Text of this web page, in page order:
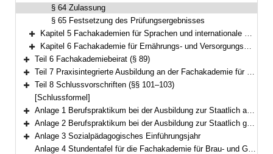
§ 64 Zulassung
§ 65 Festsetzung des Prüfungsergebnisses
Bereich erweitern
Kapitel 5 Fachakademien für Sprachen und internationale Kommunikation (§§ 66–76)
Bereich erweitern
Kapitel 6 Fachakademie für Ernährungs- und Versorgungsmanagement (§§ 77–88)
Bereich erweitern
Teil 6 Fachakademiebeirat (§ 89)
Bereich erweitern
Teil 7 Praxisintegrierte Ausbildung an der Fachakademie für Sozialpädagogik (§§ 90–100)
Bereich erweitern
Teil 8 Schlussvorschriften (§§ 101–103)
[Schlussformel]
Bereich erweitern
Anlage 1 Berufspraktikum bei der Ausbildung zur Staatlich anerkannten Erzieherin und zum Staatlich anerkannten Erzieher
Bereich erweitern
Anlage 2 Berufspraktikum bei der Ausbildung zur Staatlich geprüften Betriebswirtin für Ernährungs- und Versorgungsmanagement und zum Staatlich geprüften Betriebswirt für Ernährungs- und Versorgungsmanagement
Bereich erweitern
Anlage 3 Sozialpädagogisches Einführungsjahr
Anlage 4 Stundentafel für die Fachakademie für Brau- und Getränketechnologie